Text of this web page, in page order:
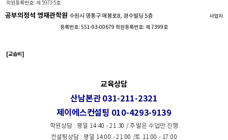
학원등록번호: 제 5973-5호
공부의정석 영재관학원 수원시 영통구 매봉로8, 경수빌딩 5층
사업자
등록번호: 551-93-00679 학원등록번호: 제 7399호
[교습비]
교육상담
산남본관 031-211-2321
제이에스컨설팅 010-4293-9139
학원상담 : 평일 14:40 - 21:30 / 주말은 수업만 진행
컨설팅상담 : 평일 14:00 - 21:00 /토 11:00 - 17:00